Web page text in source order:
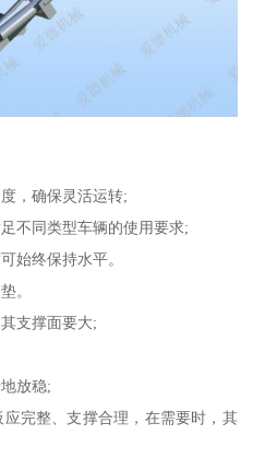
，确保灵活运转;
不同类型车辆的使用要求;
始终保持水平。
。
支撑面要大;
放稳;
完整、支撑合理，在需要时，其